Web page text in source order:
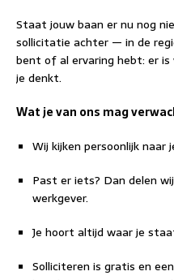
Staat jouw baan er nu nog
sollicitatie achter — in de
bent of al ervaring hebt: er is
je denkt.
Wat je van ons mag
Wij kijken persoonlijk naar
Past er iets? Dan delen
werkgever.
Je hoort altijd waar je
Solliciteren is gratis en